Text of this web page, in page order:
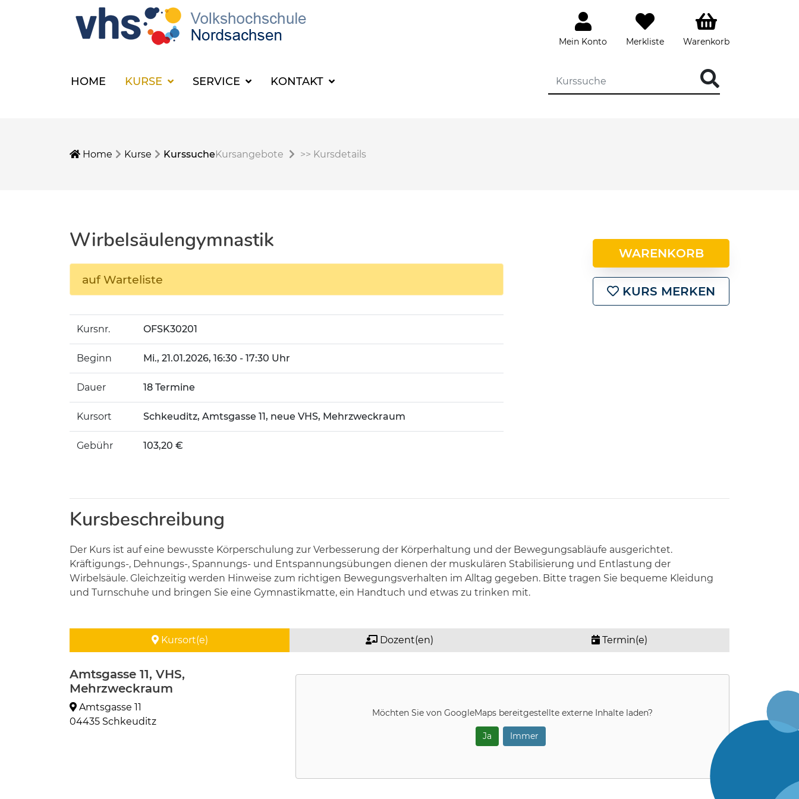
Mein Konto Merkliste Warenkorb
HOME KURSE SERVICE KONTAKT
Home Kurse KurssucheKursangebote >> Kursdetails
Wirbelsäulengymnastik
auf Warteliste
Kursnr. OFSK30201
Beginn Mi., 21.01.2026, 16:30 - 17:30 Uhr
Dauer 18 Termine
Kursort Schkeuditz, Amtsgasse 11, neue VHS, Mehrzweckraum
Gebühr 103,20 €
WARENKORB
KURS MERKEN
Kursbeschreibung
Der Kurs ist auf eine bewusste Körperschulung zur Verbesserung der Körperhaltung und der Bewegungsabläufe ausgerichtet.
Kräftigungs-, Dehnungs-, Spannungs- und Entspannungsübungen dienen der muskulären Stabilisierung und Entlastung der
Wirbelsäule. Gleichzeitig werden Hinweise zum richtigen Bewegungsverhalten im Alltag gegeben. Bitte tragen Sie bequeme Kleidung
und Turnschuhe und bringen Sie eine Gymnastikmatte, ein Handtuch und etwas zu trinken mit.
Kursort(e) Dozent(en) Termin(e)
Amtsgasse 11, VHS,
Mehrzweckraum
Amtsgasse 11
04435 Schkeuditz
Möchten Sie von GoogleMaps bereitgestellte externe Inhalte laden?
Ja Immer